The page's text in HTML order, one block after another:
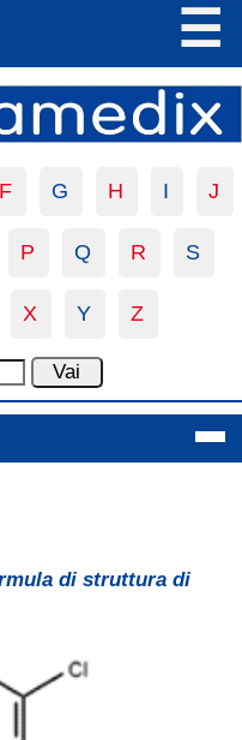
☰
F G H I J
P Q R S
X Y Z
di struttura di